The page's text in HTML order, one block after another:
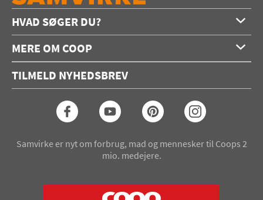
HVAD SØGER DU?
Opskrifter
Konkurrencer
Seneste Samvirke-magasin
MERE OM COOP
Annoncering
Coop medlem
TILMELD NYHEDSBREV
Samvirke er nyt om forbrug, mad og mennesker til Coops 2
mio. medejere.